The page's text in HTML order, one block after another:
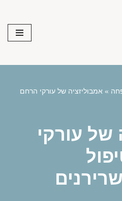
» אמבוליזציה של עורקי הרחם
של עורקי